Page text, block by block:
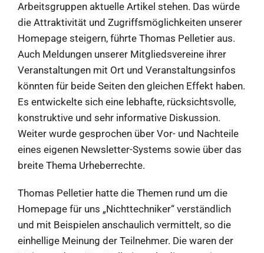
Arbeitsgruppen aktuelle Artikel stehen. Das würde
die Attraktivität und Zugriffsmöglichkeiten unserer
Homepage steigern, führte Thomas Pelletier aus.
Auch Meldungen unserer Mitgliedsvereine ihrer
Veranstaltungen mit Ort und Veranstaltungsinfos
könnten für beide Seiten den gleichen Effekt haben.
Es entwickelte sich eine lebhafte, rücksichtsvolle,
konstruktive und sehr informative Diskussion.
Weiter wurde gesprochen über Vor- und Nachteile
eines eigenen Newsletter-Systems sowie über das
breite Thema Urheberrechte.
Thomas Pelletier hatte die Themen rund um die
Homepage für uns „Nichttechniker“ verständlich
und mit Beispielen anschaulich vermittelt, so die
einhellige Meinung der Teilnehmer. Die waren der